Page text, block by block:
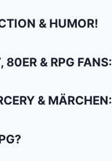
& HUMOR!
80ER & RPG FANS:
& MÄRCHEN: